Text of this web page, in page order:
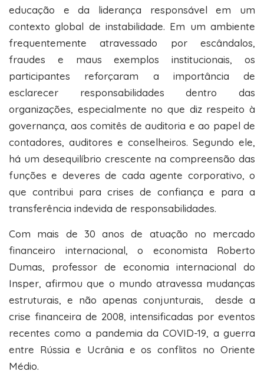
educação e da liderança responsável em um
contexto global de instabilidade. Em um ambiente
frequentemente atravessado por escândalos,
fraudes e maus exemplos institucionais, os
participantes reforçaram a importância de
esclarecer responsabilidades dentro das
organizações, especialmente no que diz respeito à
governança, aos comitês de auditoria e ao papel de
contadores, auditores e conselheiros. Segundo ele,
há um desequilíbrio crescente na compreensão das
funções e deveres de cada agente corporativo, o
que contribui para crises de confiança e para a
transferência indevida de responsabilidades.
Com mais de 30 anos de atuação no mercado
financeiro internacional, o economista Roberto
Dumas, professor de economia internacional do
Insper, afirmou que o mundo atravessa mudanças
estruturais, e não apenas conjunturais, desde a
crise financeira de 2008, intensificadas por eventos
recentes como a pandemia da COVID-19, a guerra
entre Rússia e Ucrânia e os conflitos no Oriente
Médio.